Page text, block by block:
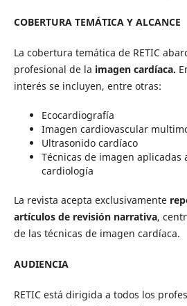
COBERTURA TEMÁTICA Y ALCANCE
La cobertura temática de RETIC
profesional de la imagen cardíaca.
interés se incluyen, entre otras:
Ecocardiografía
Imagen cardiovascular
Ultrasonido cardíaco
Técnicas de imagen aplicadas
cardiología
La revista acepta exclusivamente
artículos de revisión narrativa,
de las técnicas de imagen cardíaca.
AUDIENCIA
RETIC está dirigida a todos los